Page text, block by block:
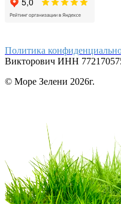
Политика
Викторович ИНН
© Море Зелени 2026г.